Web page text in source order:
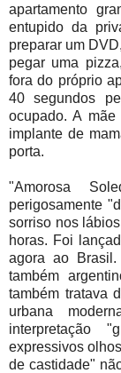
apartamento
entupido da
preparar um
pegar uma
fora do próprio
40 segundos
ocupado. A
implante de
porta.
"Amorosa
perigosamente
sorriso nos
horas. Foi
agora ao
também
também tratava
urbana
interpretação
expressivos
de castidade"